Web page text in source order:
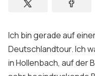
Ich bin gerade auf
Deutschlandtour. Ich
in Hollenbach, auf der